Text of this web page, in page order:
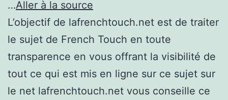
…Aller à la source
L’objectif de lafrenchtouch.net est de traiter
le sujet de French Touch en toute
transparence en vous offrant la visibilité de
tout ce qui est mis en ligne sur ce sujet sur
le net lafrenchtouch.net vous conseille ce